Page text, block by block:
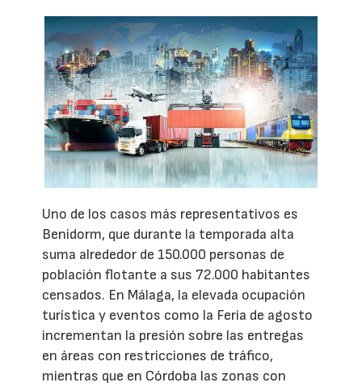
Uno de los casos más representativos es
Benidorm, que durante la temporada alta
suma alrededor de 150.000 personas de
población flotante a sus 72.000 habitantes
censados. En Málaga, la elevada ocupación
turística y eventos como la Feria de agosto
incrementan la presión sobre las entregas
en áreas con restricciones de tráfico,
mientras que en Córdoba las zonas con